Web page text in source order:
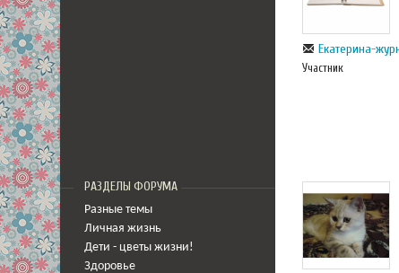
РАЗДЕЛЫ ФОРУМА
Разные темы
Личная жизнь
Дети - цветы жизни!
Здоровье
Екатерина-
Участник